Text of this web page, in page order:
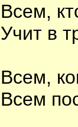
Всем,
Учит в
Всем,
Всем